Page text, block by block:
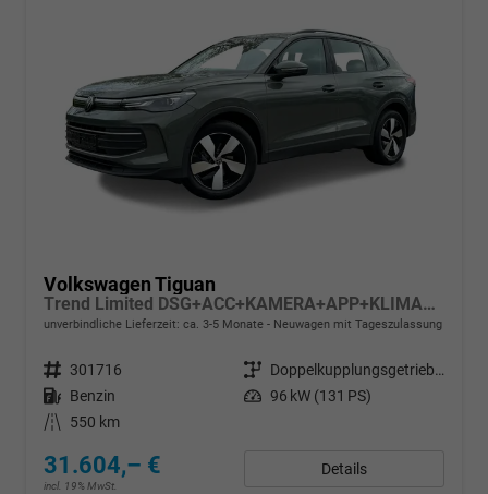
Volkswagen Tiguan
Trend Limited DSG+ACC+KAMERA+APP+KLIMA+LED+17" LM
unverbindliche Lieferzeit: ca. 3-5 Monate Neuwagen mit Tageszulassung
Fahrzeugnr. 301716 Getriebe
Doppelkupplungsgetriebe (DSG)
Kraftstoff Benzin Leistung 96 kW (131 PS)
Kilometerstand
550 km
31.604,– €
incl. 19% MwSt.
Details